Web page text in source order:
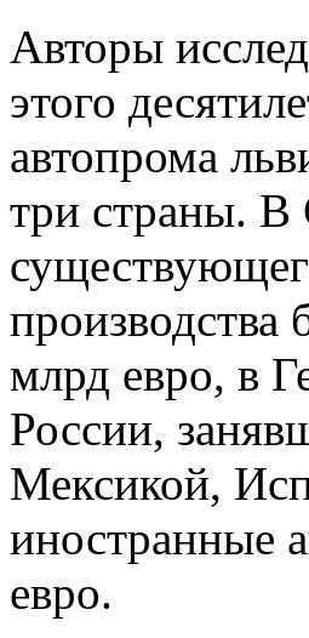
Авторы
этого
автопрома
три страны.
млрд евро, в
России,
Мексикой,
иностранные
евро.